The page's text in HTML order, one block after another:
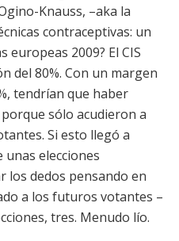
Knauss, –aka la
contraceptivas: un
europeas 2009? El CIS
del 80%. Con un margen
tendrían que haber
sólo acudieron a
Si esto llegó a
elecciones
los dedos pensando en
a los futuros votantes –
tres. Menudo lío.